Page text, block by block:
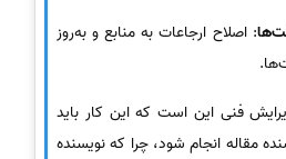
: اصلاح ارجاعات به منابع و به‌روز
فنی این است که این کار باید
مقاله انجام شود، چرا که نویسنده